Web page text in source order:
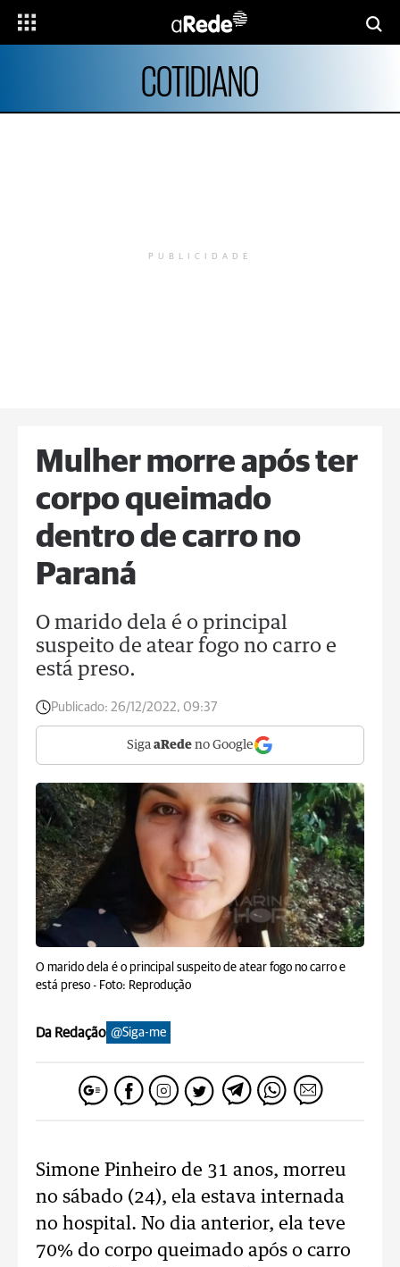
COTIDIANO
PUBLICIDADE
Mulher morre após ter
corpo queimado
dentro de carro no
Paraná
O marido dela é o principal
suspeito de atear fogo no carro e
está preso.
Publicado: 26/12/2022, 09:37
Siga aRede no Google
O marido dela é o principal suspeito de atear fogo no carro e
está preso - Foto: Reprodução
Da Redação @Siga-me
Simone Pinheiro de 31 anos, morreu
no sábado (24), ela estava internada
no hospital. No dia anterior, ela teve
70% do corpo queimado após o carro